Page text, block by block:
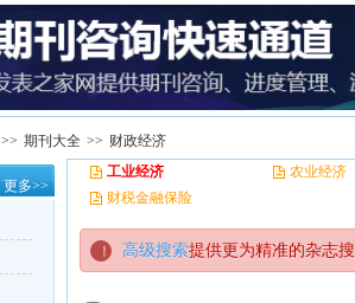
>> 期刊大全 >> 财政经济
更多>>
工业经济
农业经济
财税金融保险
高级搜索提供更为精准的杂志